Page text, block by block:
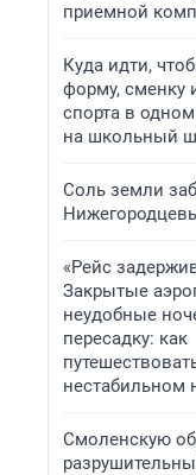
приемной
Куда идти,
форму, сменку
спорта в
на школьный
Соль земли
«Рейс
Закрытые
неудобные
пересадку: как
нестабильном
Смоленскую